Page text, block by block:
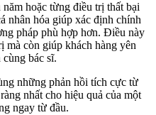
hoặc từng điều trị thất bại
nhân hóa giúp xác định chính
pháp phù hợp hơn. Điều này
mà còn giúp khách hàng yên
bác sĩ.
những phản hồi tích cực từ
nhất cho hiệu quả của một
ngay từ đầu.